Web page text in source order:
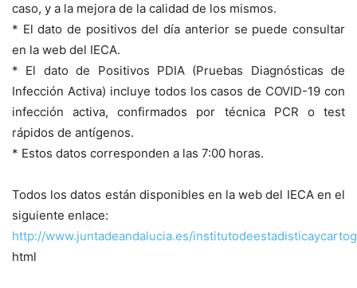
caso, y a la mejora de la calidad de los mismos.
* El dato de positivos del día anterior se puede consultar
en la web del IECA.
* El dato de Positivos PDIA (Pruebas Diagnósticas de
Infección Activa) incluye todos los casos de COVID-19 con
infección activa, confirmados por técnica PCR o test
rápidos de antígenos.
* Estos datos corresponden a las 7:00 horas.
Todos los datos están disponibles en la web del IECA en el
siguiente enlace:
http://www.juntadeandalucia.es/
html